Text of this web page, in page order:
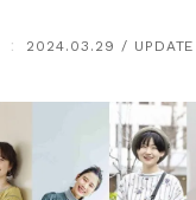
： 2024.03.29 /